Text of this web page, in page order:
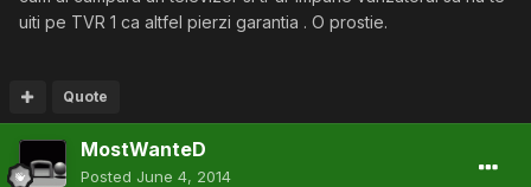
uiti pe TVR 1 ca altfel pierzi garantia . O prostie.
Quote
MostWanteD
Posted June 4, 2014